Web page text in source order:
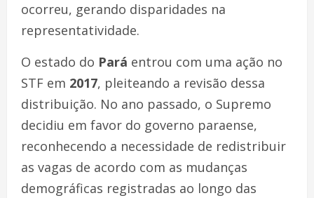
ocorreu, gerando disparidades na
representatividade.
O estado do Pará entrou com uma ação no
STF em 2017, pleiteando a revisão dessa
distribuição. No ano passado, o Supremo
decidiu em favor do governo paraense,
reconhecendo a necessidade de redistribuir
as vagas de acordo com as mudanças
demográficas registradas ao longo das